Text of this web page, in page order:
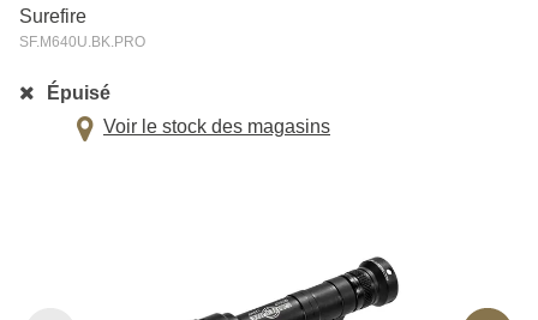
Surefire
SF.M640U.BK.PRO
Épuisé
Voir le stock des magasins